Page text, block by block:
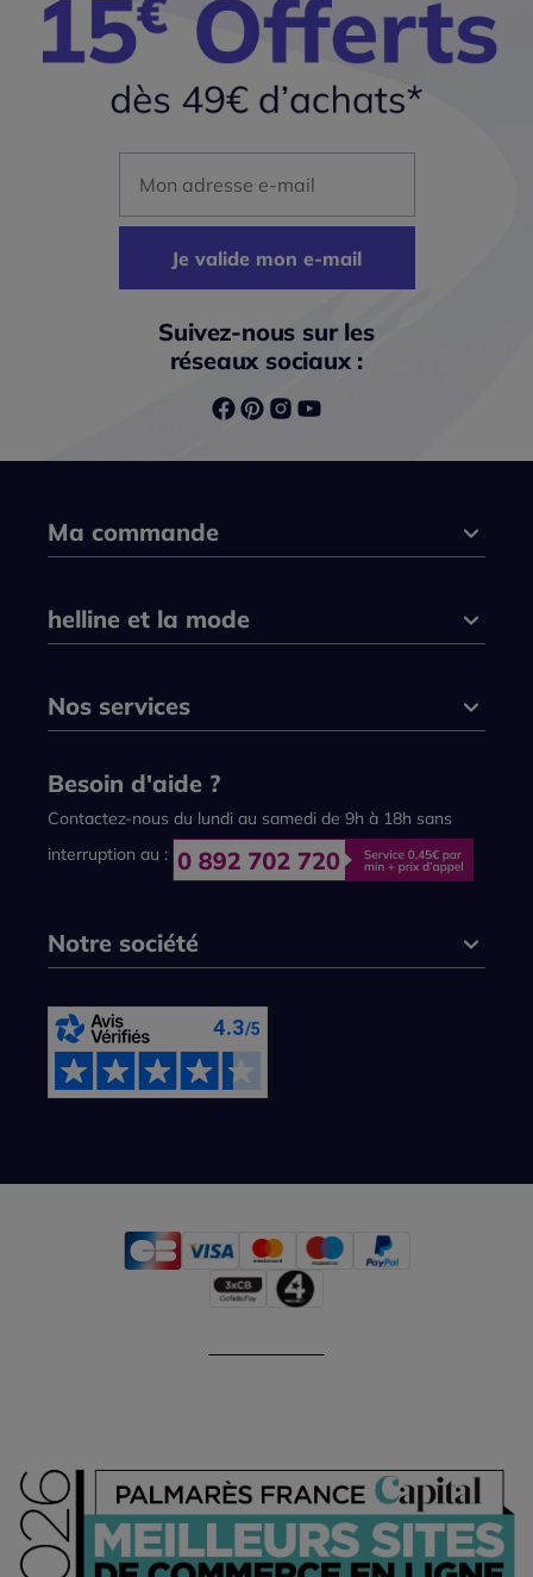
Je valide mon e-mail
Suivez-nous sur les
réseaux sociaux :
Ma commande
helline et la mode
Nos services
Besoin d'aide ?
Contactez-nous du lundi au samedi de 9h à 18h sans
interruption au :
Notre société